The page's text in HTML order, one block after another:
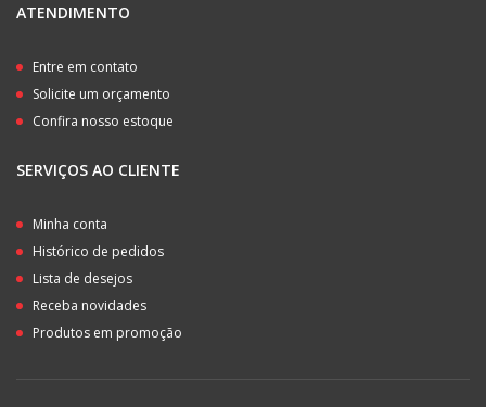
ATENDIMENTO
Entre em contato
Solicite um orçamento
Confira nosso estoque
SERVIÇOS AO CLIENTE
Minha conta
Histórico de pedidos
Lista de desejos
Receba novidades
Produtos em promoção